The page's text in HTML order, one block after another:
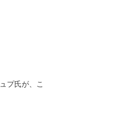
プ氏が、こ